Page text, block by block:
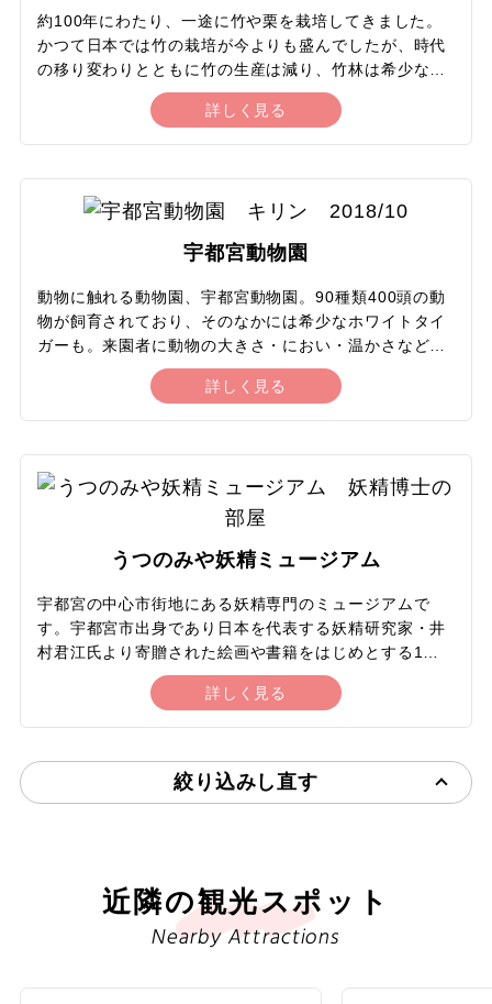
の光景を見て敬虔な気持になったであろうことに思いを
はせることができます。
約100年にわたり、一途に竹や栗を栽培してきました。
かつて日本では竹の栽培が今よりも盛んでしたが、時代
の移り変わりとともに竹の生産は減り、竹林は希少な空
間となってしまいました。若山農場の竹林は現在日本一
の面積。映画やCMのロケにも使用されます。竹林内を
散歩したり、竹林のなかにある茶屋で竹の茶器で抹茶を
た竹林を散策したり、ハンモックテントでのキャンプも
可能。竹と人のくらしについて展示するミュージアム
や、竹細工の工芸・美術品を集めたギャラリー、地元の
食材を活かした料理が楽しめるカフェ&レストランも併
設しています。
詳しく見る
宇都宮動物園
動物に触れる動物園、宇都宮動物園。90種類400頭の動
物が飼育されており、そのなかには希少なホワイトタイ
ガーも。来園者に動物の大きさ・におい・温かさなどを
実感してもらうため動物との距離が近いのが特徴で、園
内で販売されているエサをゾウやキリンにあげることも
できます。各動物について解説するガイドイベントも開
ル、冬には釣ったニジマスを炭火焼きできるマス釣り堀
など、期間限定イベントも。動物園と遊園地が併設され
ションが充実しています。
詳しく見る
うつのみや妖精ミュージアム
宇都宮の中心市街地にある妖精専門のミュージアムで
す。宇都宮市出身であり日本を代表する妖精研究家・井
村君江氏より寄贈された絵画や書籍をはじめとする1万
点以上の英国妖精文化の資料と、同じく宇都宮市出身の
実業家・齋藤文男氏から寄贈された陶磁器・美術品等を
所蔵しています。所蔵品の展示に加えて、五感で楽しめ
めくれる「不思議な妖精図鑑」、『夏の夜の夢』の場面
を再現した「不思議なオルゴール」など、子どもから大
ができます。
詳しく見る
絞り込みし直す
近隣の観光スポット
Nearby Attractions